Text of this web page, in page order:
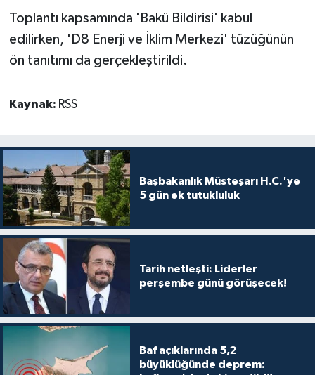
Toplantı kapsamında 'Bakü Bildirisi' kabul
edilirken, 'D8 Enerji ve İklim Merkezi' tüzüğünün
ön tanıtımı da gerçekleştirildi.
Kaynak: RSS
Başbakanlık Müsteşarı H.C.'ye
5 gün ek tutukluluk
Tarih netleşti: Liderler
perşembe günü görüşecek!
Baf açıklarında 5,2
büyüklüğünde deprem: